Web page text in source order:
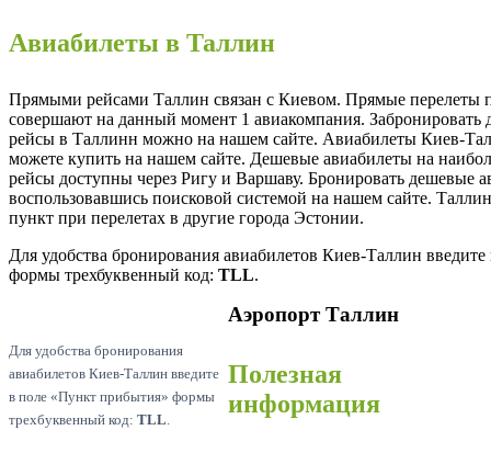
Авиабилеты в Таллин
Прямыми рейсами Таллин связан с Киевом. Прямые перелеты
совершают на данный момент 1 авиакомпания.
рейсы в Таллинн можно на нашем сайте. Авиабилеты Киев-
можете купить на нашем сайте. Дешевые авиабилеты на
рейсы доступны через Ригу и Варшаву. Бронировать дешевые
воспользовавшись поисковой системой на нашем сайте.
пункт при перелетах в другие города Эстонии.
Для удобства бронирования авиабилетов Киев-Таллин
формы трехбуквенный код: TLL.
Для удобства бронирования
авиабилетов Киев-Таллин введите
в поле «Пункт прибытия» формы
трехбуквенный код: TLL.
Аэропорт Таллин
Полезная
информация